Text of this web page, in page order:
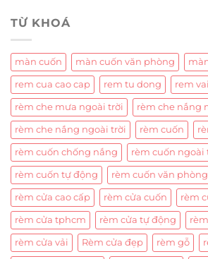
TỪ KHOÁ
màn cuốn màn cuốn văn phòng
rem cua cao cap rem tu dong rem
rèm che mưa ngoài trời rèm che nắng
rèm che nắng ngoài trời rèm cuốn
rèm cuốn chống nắng rèm cuốn ngoài
rèm cuốn tự động rèm cuốn văn phòng
rèm cửa cao cấp rèm cửa cuốn rèm
rèm cửa tphcm rèm cửa tự động
rèm cửa vải Rèm cửa đẹp rèm gỗ